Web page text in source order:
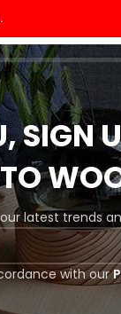
SIGN
latest trends
with our
Se
Pregătirea